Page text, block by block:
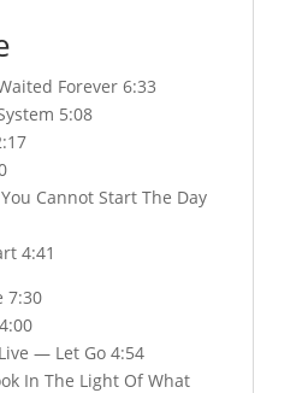
Forever 6:33
5:08
Cannot Start The Day
4:41
7:30
— Let Go 4:54
In The Light Of What